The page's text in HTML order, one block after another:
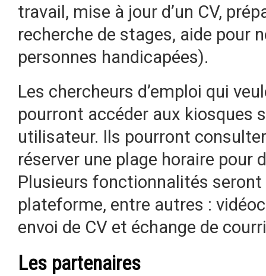
travail, mise à jour d’un CV,
recherche de stages, aide pour
personnes handicapées).
Les chercheurs d’emploi qui
pourront accéder aux kiosques
utilisateur. Ils pourront
réserver une plage horaire pour
Plusieurs fonctionnalités
plateforme, entre autres :
envoi de CV et échange de
Les partenaires